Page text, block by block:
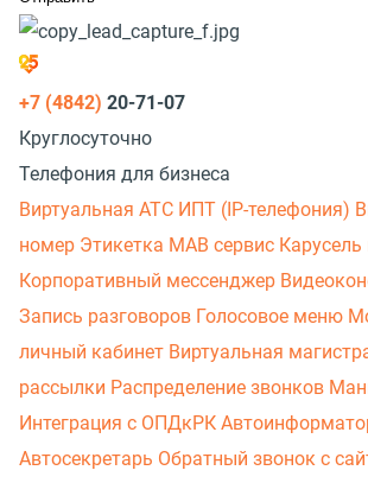
+7 (4842) 20-71-07
Круглосуточно
Телефония для бизнеса
Виртуальная АТС ИПТ (IP-телефония)
номер Этикетка МАВ сервис
Корпоративный мессенджер
Запись разговоров Голосовое меню
личный кабинет Виртуальная
рассылки Распределение звонков
Интеграция с ОПДкРК
Автосекретарь Обратный звонок с